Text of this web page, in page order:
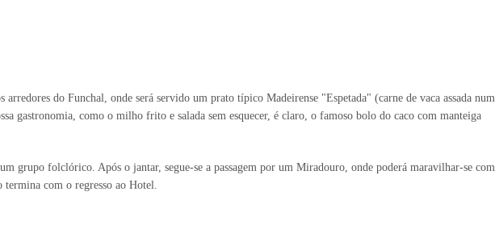
do Funchal, onde será servido um prato típico Madeirense "Espetada" (carne de vaca assada num
gastronomia, como o milho frito e salada sem esquecer, é claro, o famoso bolo do caco com manteiga
grupo folclórico. Após o jantar, segue-se a passagem por um Miradouro, onde poderá maravilhar-se com
com o regresso ao Hotel.